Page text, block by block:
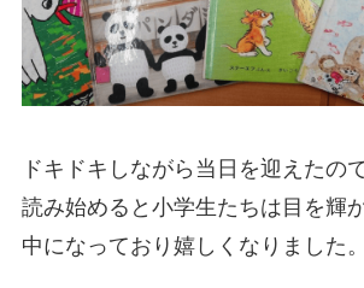
ドキドキしながら当日を迎えたの
読み始めると小学生たちは目を輝
中になっており嬉しくなりました。